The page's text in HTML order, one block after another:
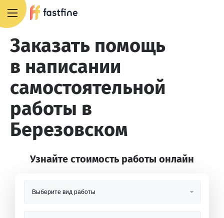
Заказать помощь
в написании
самостоятельной
работы в
Березовском
Узнайте стоимость работы онлайн